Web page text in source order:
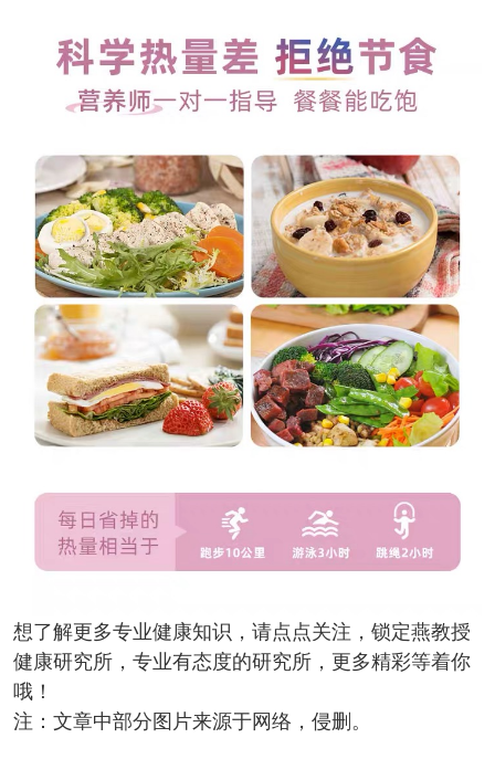
想了解更多专业健康知识，请点点关注，锁定燕教授
健康研究所，专业有态度的研究所，更多精彩等着你
哦！
注：文章中部分图片来源于网络，侵删。